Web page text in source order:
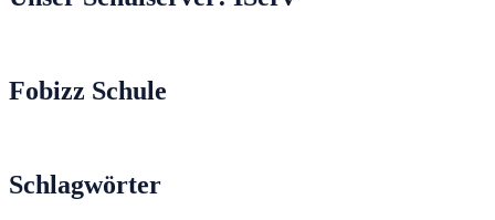
Fobizz Schule
Schlagwörter